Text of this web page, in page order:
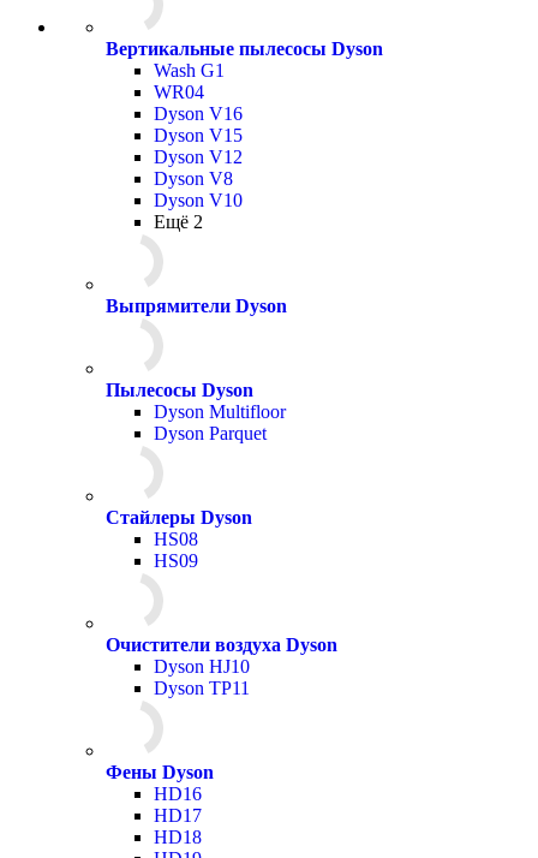
Вертикальные пылесосы Dyson
Wash G1
WR04
Dyson V16
Dyson V15
Dyson V12
Dyson V8
Dyson V10
Ещё 2
Выпрямители Dyson
Пылесосы Dyson
Dyson Multifloor
Dyson Parquet
Стайлеры Dyson
HS08
HS09
Очистители воздуха Dyson
Dyson HJ10
Dyson TP11
Фены Dyson
HD16
HD17
HD18